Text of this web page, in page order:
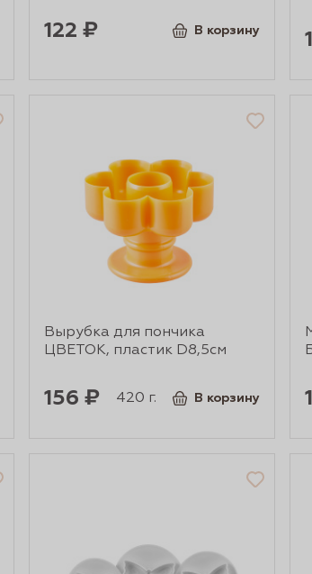
122 ₽ В корзину
Вырубка для пончика
ЦВЕТОК, пластик D8,5см
156 ₽ 420 г. В корзину